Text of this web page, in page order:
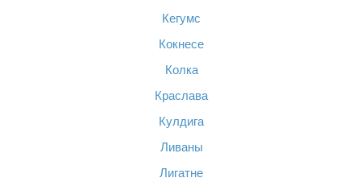
Кегумс
Кокнесе
Колка
Краслава
Кулдига
Ливаны
Лигатне